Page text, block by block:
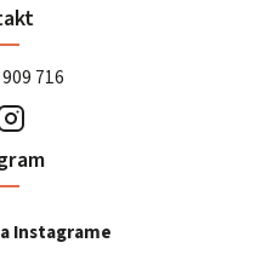
716
Instagrame